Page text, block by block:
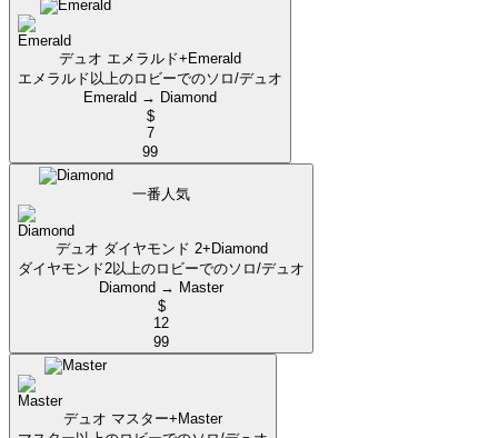
デュオ エメラルド+ Emerald
エメラルド以上のロビーでのソロ/デュオ
Emerald → Diamond
$
7
99
一番人気
デュオ ダイヤモンド 2+ Diamond
ダイヤモンド2以上のロビーでのソロ/デュオ
Diamond → Master
$
12
99
デュオ マスター+ Master